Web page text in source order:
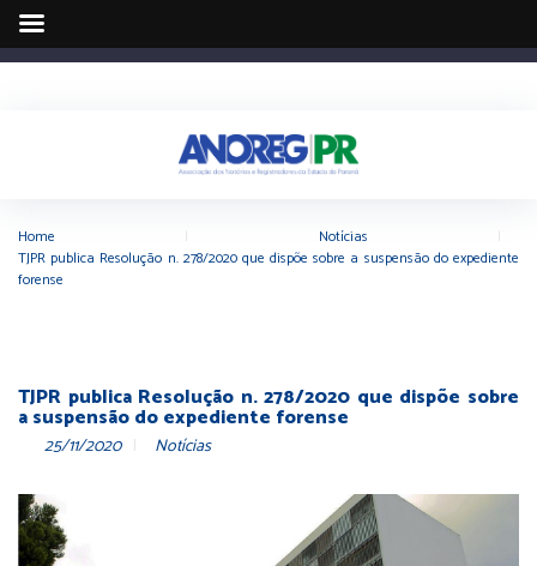
Home Notícias
TJPR publica Resolução n. 278/2020 que dispõe sobre a suspensão do expediente
forense
TJPR publica Resolução n. 278/2020 que dispõe sobre
a suspensão do expediente forense
25/11/2020 Notícias